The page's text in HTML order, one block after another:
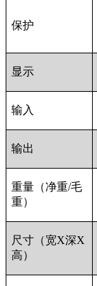
保护
显示
输入
输出
重量（净重/毛
重）
尺寸（宽X深X
高）